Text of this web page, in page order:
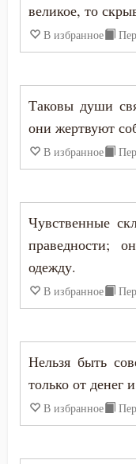
Человек
Честолюбие
Честь
Чревоугодие
Чтение
Чудо
Юность
великое, то
В избранное
Таковы души
они жертвуют
В избранное
Чувственные
праведности;
одежду.
В избранное
Нельзя быть
только от денег
В избранное